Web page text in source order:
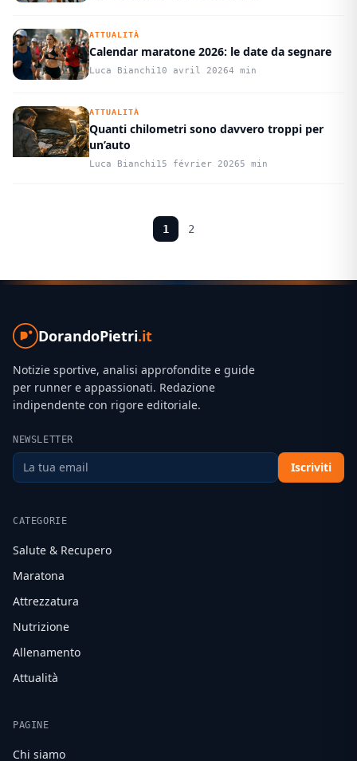
ATTUALITÀ
Calendar maratone 2026: le date da segnare
Luca Bianchi10 avril 20264 min
ATTUALITÀ
Quanti chilometri sono davvero troppi per
un’auto
Luca Bianchi15 février 20265 min
1 2
DorandoPietri.it
Notizie sportive, analisi approfondite e guide
per runner e appassionati. Redazione
indipendente con rigore editoriale.
NEWSLETTER
Iscriviti
CATEGORIE
Salute & Recupero
Maratona
Attrezzatura
Nutrizione
Allenamento
Attualità
PAGINE
Chi siamo